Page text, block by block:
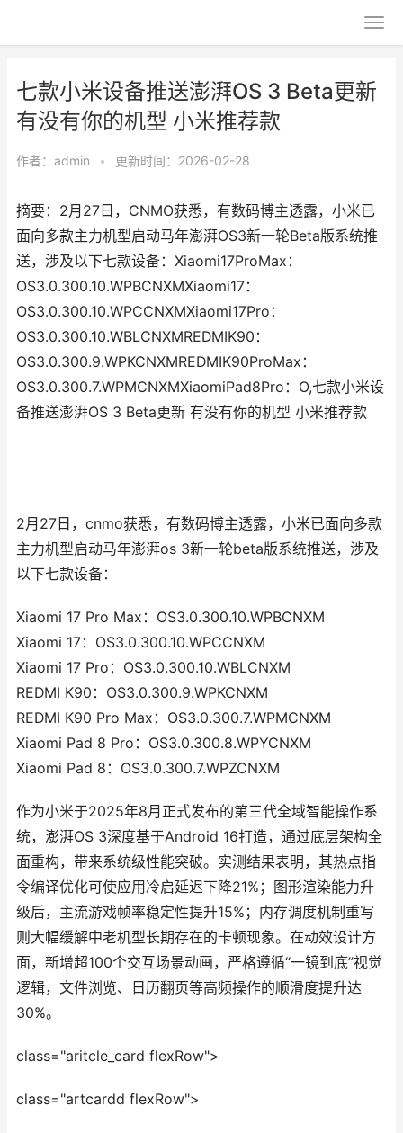
七款小米设备推送澎湃OS 3 Beta更新
有没有你的机型 小米推荐款
作者： admin • 更新时间：2026-02-28
摘要：2月27日，CNMO获悉，有数码博主透露，小米已
面向多款主力机型启动马年澎湃OS3新一轮Beta版系统推
送，涉及以下七款设备：Xiaomi17ProMax：
OS3.0.300.10.WPBCNXMXiaomi17：
OS3.0.300.10.WPCCNXMXiaomi17Pro：
OS3.0.300.10.WBLCNXMREDMIK90：
OS3.0.300.9.WPKCNXMREDMIK90ProMax：
OS3.0.300.7.WPMCNXMXiaomiPad8Pro：O,七款小米设
备推送澎湃OS 3 Beta更新 有没有你的机型 小米推荐款
2月27日，cnmo获悉，有数码博主透露，小米已面向多款
主力机型启动马年澎湃os 3新一轮beta版系统推送，涉及
以下七款设备：
Xiaomi 17 Pro Max：OS3.0.300.10.WPBCNXM
Xiaomi 17：OS3.0.300.10.WPCCNXM
Xiaomi 17 Pro：OS3.0.300.10.WBLCNXM
REDMI K90：OS3.0.300.9.WPKCNXM
REDMI K90 Pro Max：OS3.0.300.7.WPMCNXM
Xiaomi Pad 8 Pro：OS3.0.300.8.WPYCNXM
Xiaomi Pad 8：OS3.0.300.7.WPZCNXM
作为小米于2025年8月正式发布的第三代全域智能操作系
统，澎湃OS 3深度基于Android 16打造，通过底层架构全
面重构，带来系统级性能突破。实测结果表明，其热点指
令编译优化可使应用冷启延迟下降21%；图形渲染能力升
级后，主流游戏帧率稳定性提升15%；内存调度机制重写
则大幅缓解中老机型长期存在的卡顿现象。在动效设计方
面，新增超100个交互场景动画，严格遵循“一镜到底”视觉
逻辑，文件浏览、日历翻页等高频操作的顺滑度提升达
30%。
class="aritcle_card flexRow">
class="artcardd flexRow">